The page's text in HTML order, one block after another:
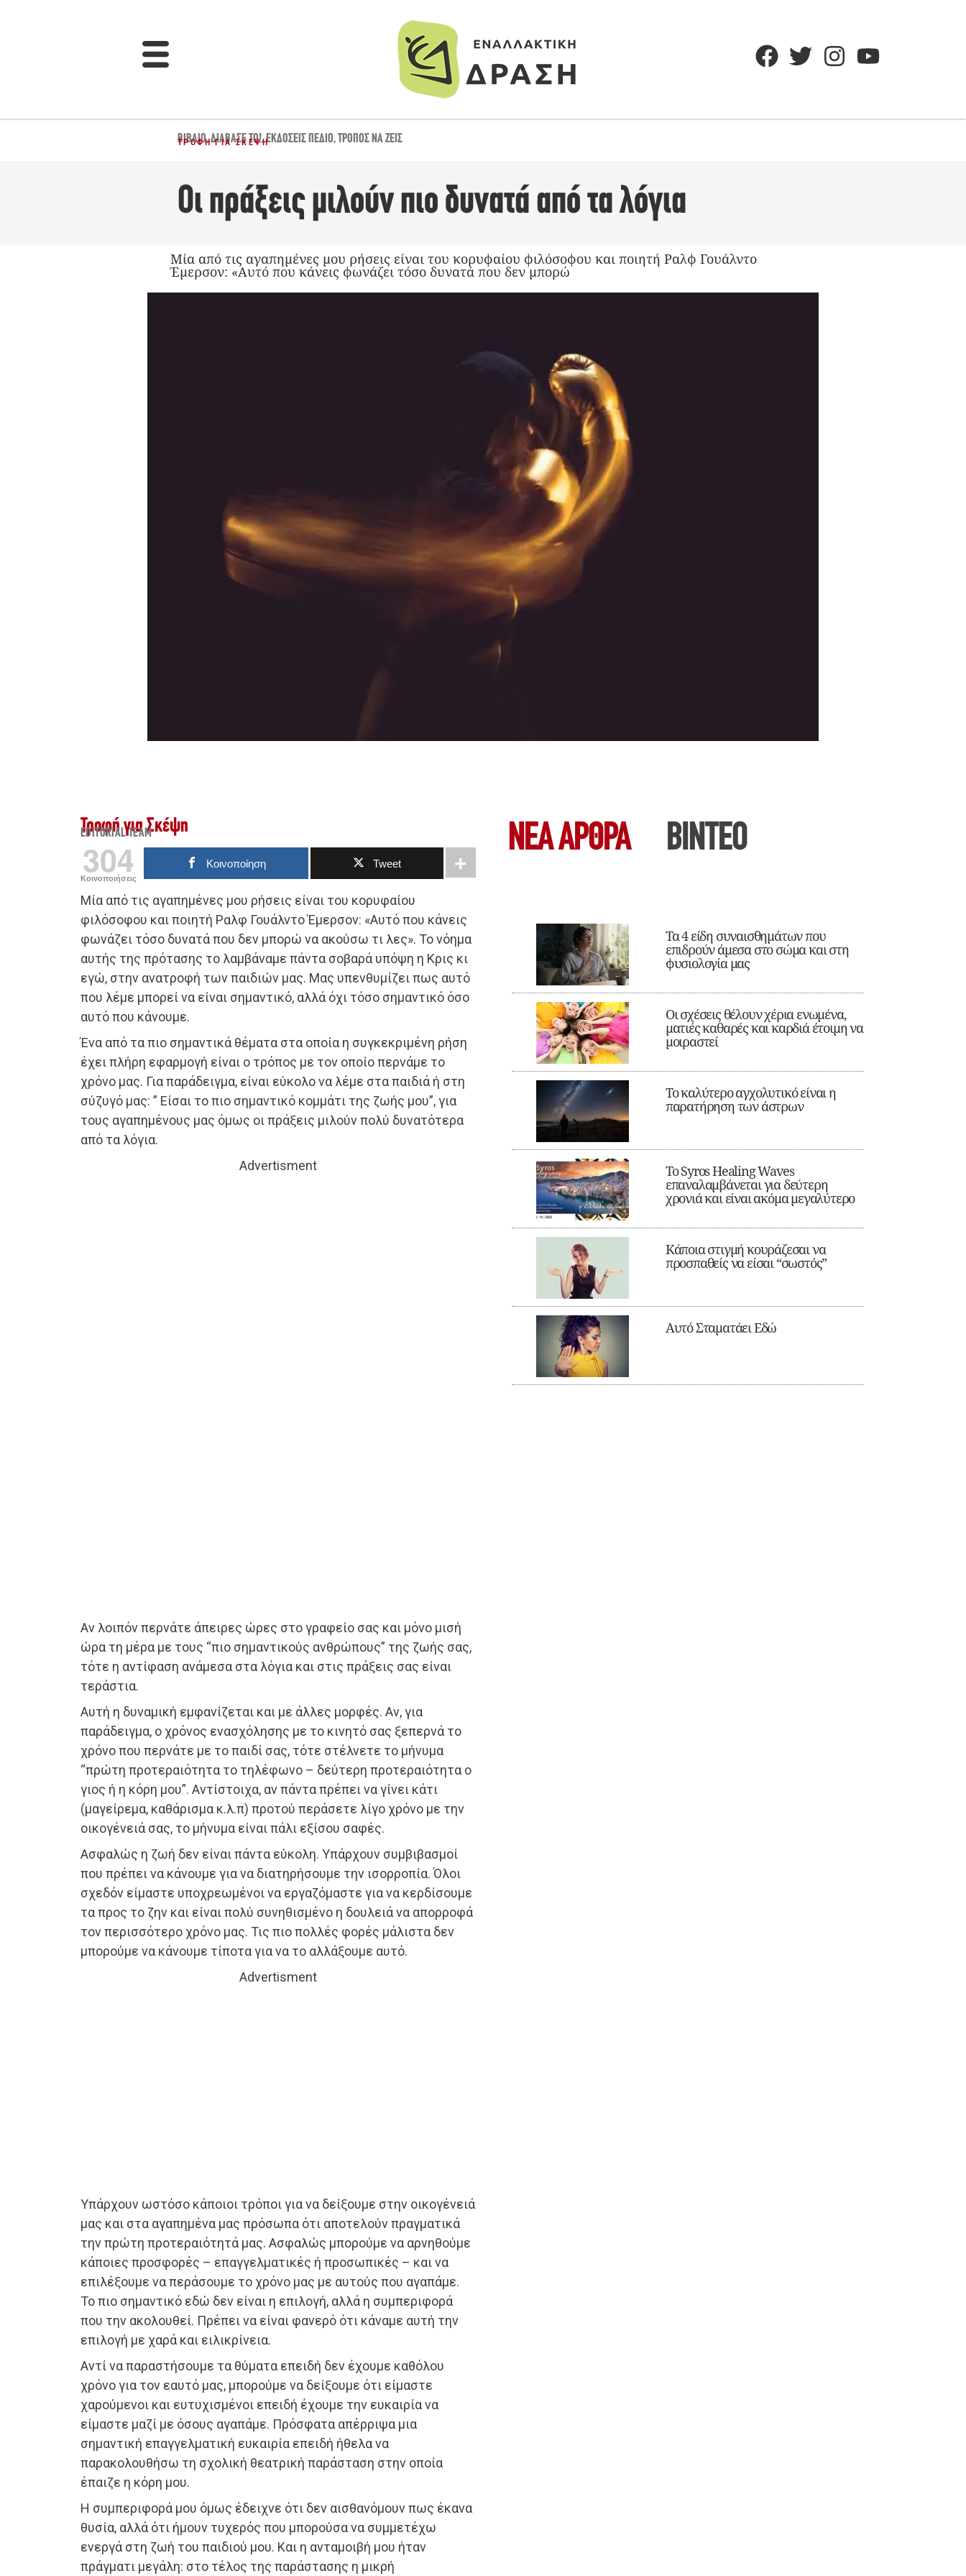
ΒΙΒΛΊΟ,ΔΙΆΒΑΣΈ ΤΟ!,ΕΚΔΌΣΕΙΣ ΠΕΔΊΟ,ΤΡΌΠΟΣ ΝΑ ΖΕΙΣ
ΤΡΟΦΉ ΓΙΑ ΣΚΈΨΗ
Οι πράξεις μιλούν πιο δυνατά από τα λόγια
Μία από τις αγαπημένες μου ρήσεις είναι του κορυφαίου φιλόσοφου και ποιητή Ραλφ Γουάλντο
Έμερσον: «Αυτό που κάνεις φωνάζει τόσο δυνατά που δεν μπορώ
Τροφή για Σκέψη
EDITORIAL TEAM
304
Κοινοποιήσεις
Κοινοποίηση Tweet
Μία από τις αγαπημένες μου ρήσεις είναι του κορυφαίου
φιλόσοφου και ποιητή Ραλφ Γουάλντο Έμερσον: «Αυτό που κάνεις
φωνάζει τόσο δυνατά που δεν μπορώ να ακούσω τι λες». Το νόημα
αυτής της πρότασης το λαμβάναμε πάντα σοβαρά υπόψη η Κρις κι
εγώ, στην ανατροφή των παιδιών μας. Μας υπενθυμίζει πως αυτό
που λέμε μπορεί να είναι σημαντικό, αλλά όχι τόσο σημαντικό όσο
αυτό που κάνουμε.
Ένα από τα πιο σημαντικά θέματα στα οποία η συγκεκριμένη ρήση
έχει πλήρη εφαρμογή είναι ο τρόπος με τον οποίο περνάμε το
χρόνο μας. Για παράδειγμα, είναι εύκολο να λέμε στα παιδιά ή στη
σύζυγό μας: ” Είσαι το πιο σημαντικό κομμάτι της ζωής μου”, για
τους αγαπημένους μας όμως οι πράξεις μιλούν πολύ δυνατότερα
από τα λόγια.
Advertisment
Αν λοιπόν περνάτε άπειρες ώρες στο γραφείο σας και μόνο μισή
ώρα τη μέρα με τους “πιο σημαντικούς ανθρώπους” της ζωής σας,
τότε η αντίφαση ανάμεσα στα λόγια και στις πράξεις σας είναι
τεράστια.
Αυτή η δυναμική εμφανίζεται και με άλλες μορφές. Αν, για
παράδειγμα, ο χρόνος ενασχόλησης με το κινητό σας ξεπερνά το
χρόνο που περνάτε με το παιδί σας, τότε στέλνετε το μήνυμα
“πρώτη προτεραιότητα το τηλέφωνο – δεύτερη προτεραιότητα ο
γιος ή η κόρη μου”. Αντίστοιχα, αν πάντα πρέπει να γίνει κάτι
(μαγείρεμα, καθάρισμα κ.λ.π) προτού περάσετε λίγο χρόνο με την
οικογένειά σας, το μήνυμα είναι πάλι εξίσου σαφές.
Ασφαλώς η ζωή δεν είναι πάντα εύκολη. Υπάρχουν συμβιβασμοί
που πρέπει να κάνουμε για να διατηρήσουμε την ισορροπία. Όλοι
σχεδόν είμαστε υποχρεωμένοι να εργαζόμαστε για να κερδίσουμε
τα προς το ζην και είναι πολύ συνηθισμένο η δουλειά να απορροφά
τον περισσότερο χρόνο μας. Τις πιο πολλές φορές μάλιστα δεν
μπορούμε να κάνουμε τίποτα για να το αλλάξουμε αυτό.
Advertisment
Υπάρχουν ωστόσο κάποιοι τρόποι για να δείξουμε στην οικογένειά
μας και στα αγαπημένα μας πρόσωπα ότι αποτελούν πραγματικά
την πρώτη προτεραιότητά μας. Ασφαλώς μπορούμε να αρνηθούμε
κάποιες προσφορές – επαγγελματικές ή προσωπικές – και να
επιλέξουμε να περάσουμε το χρόνο μας με αυτούς που αγαπάμε.
Το πιο σημαντικό εδώ δεν είναι η επιλογή, αλλά η συμπεριφορά
που την ακολουθεί. Πρέπει να είναι φανερό ότι κάναμε αυτή την
επιλογή με χαρά και ειλικρίνεια.
Αντί να παραστήσουμε τα θύματα επειδή δεν έχουμε καθόλου
χρόνο για τον εαυτό μας, μπορούμε να δείξουμε ότι είμαστε
χαρούμενοι και ευτυχισμένοι επειδή έχουμε την ευκαιρία να
είμαστε μαζί με όσους αγαπάμε. Πρόσφατα απέρριψα μια
σημαντική επαγγελματική ευκαιρία επειδή ήθελα να
παρακολουθήσω τη σχολική θεατρική παράσταση στην οποία
έπαιζε η κόρη μου.
Η συμπεριφορά μου όμως έδειχνε ότι δεν αισθανόμουν πως έκανα
θυσία, αλλά ότι ήμουν τυχερός που μπορούσα να συμμετέχω
ενεργά στη ζωή του παιδιού μου. Και η ανταμοιβή μου ήταν
πράγματι μεγάλη: στο τέλος της παράστασης η μικρή
ΝΕΑ ΆΡΘΡΑ ΒΙΝΤΕΟ
Τα 4 είδη συναισθημάτων που
επιδρούν άμεσα στο σώμα και στη
φυσιολογία μας
Οι σχέσεις θέλουν χέρια ενωμένα,
ματιές καθαρές και καρδιά έτοιμη να
μοιραστεί
Το καλύτερο αγχολυτικό είναι η
παρατήρηση των άστρων
Το Syros Healing Waves
επαναλαμβάνεται για δεύτερη
χρονιά και είναι ακόμα μεγαλύτερο
Κάποια στιγμή κουράζεσαι να
προσπαθείς να είσαι “σωστός”
Αυτό Σταματάει Εδώ